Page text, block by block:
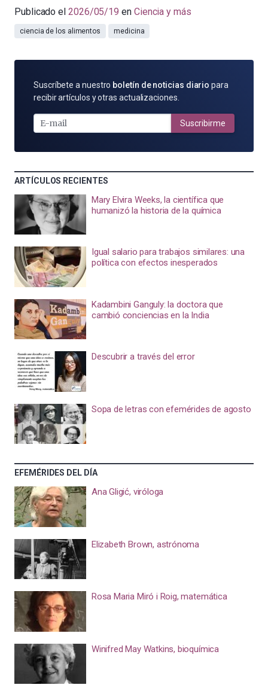
Publicado el 2026/05/19 en Ciencia y más
ciencia de los alimentos medicina
SUSCRÍBETE
POR
MAIL
Suscríbete a nuestro boletín de noticias diario para
recibir artículos y otras actualizaciones.
Suscribirme
ARTÍCULOS RECIENTES
Mary Elvira Weeks, la científica que
humanizó la historia de la química
Igual salario para trabajos similares: una
política con efectos inesperados
Kadambini Ganguly: la doctora que
cambió conciencias en la India
Descubrir a través del error
Sopa de letras con efemérides de agosto
EFEMÉRIDES DEL DÍA
Ana Gligić, viróloga
Elizabeth Brown, astrónoma
Rosa Maria Miró i Roig, matemática
Winifred May Watkins, bioquímica